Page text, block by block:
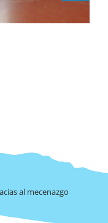
al mecenazgo